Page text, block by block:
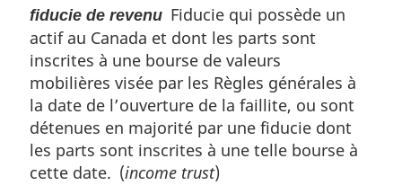
fiducie de revenu Fiducie qui possède un
actif au Canada et dont les parts sont
inscrites à une bourse de valeurs
mobilières visée par les Règles générales à
la date de l’ouverture de la faillite, ou sont
détenues en majorité par une fiducie dont
les parts sont inscrites à une telle bourse à
cette date. (income trust)